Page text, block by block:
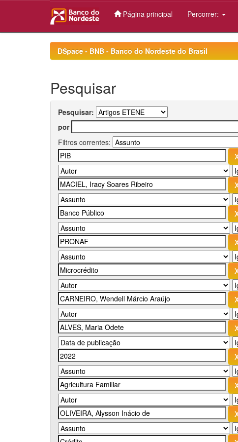
Página principal Percorrer:
DSpace - BNB - Banco do Nordeste do Brasil
Pesquisar
Pesquisar:
por
Filtros correntes: